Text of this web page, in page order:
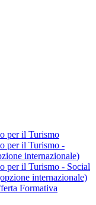
per il Turismo
per il Turismo -
internazionale)
per il Turismo - Social
internazionale)
Formativa